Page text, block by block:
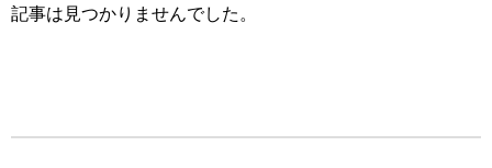
記事は見つかりませんでした。